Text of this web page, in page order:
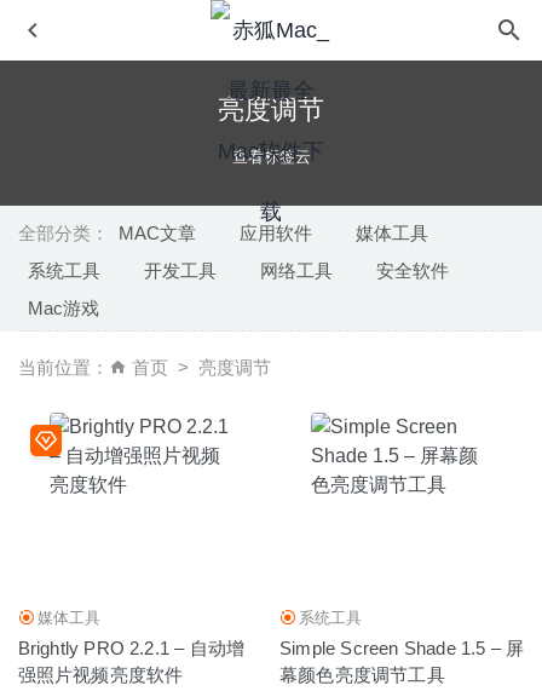
亮度调节
查看标签云
全部分类： MAC文章 应用软件
媒体工具
系统工具
开发工具 网络工具
安全软件
Mac游戏
当前位置： 首页 亮度调节
媒体工具
Brightly PRO 2.2.1 – 自动增
强照片视频亮度软件
系统工具
Simple Screen Shade 1.5 – 屏
幕颜色亮度调节工具
2020-07-27
Mac FoneLab for iOS 10.6.28 中文版 – IOS 数据恢复软件
iSubtitle 3.3.2 for Mac- 非常优秀的视频字幕编辑工具
2020-02-29
Rottenwood 1.2.7 – 电影影评收藏工具 2020-08-13